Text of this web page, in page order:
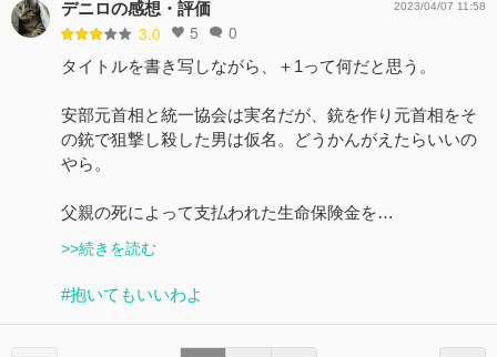
デニロの感想・評価
3.0 5 0
2023/04/07 11:58
タイトルを書き写しながら、＋1って何だと思う。
安部元首相と統一協会は実名だが、銃を作り元首相をそ
の銃で狙撃し殺した男は仮名。どうかんがえたらいいの
やら。
父親の死によって支払われた生命保険金を…
>>続きを読む
#抱いてもいいわよ